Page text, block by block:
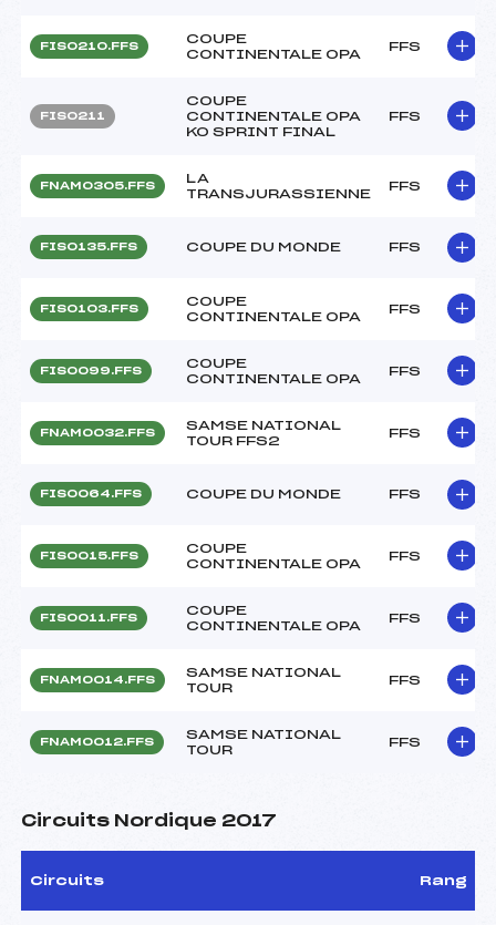
FIS0210.FFS
COUPE
CONTINENTALE OPA
FFS
FIS0211
COUPE
CONTINENTALE OPA
KO SPRINT FINAL
FFS
FNAM0305.FFS
LA
TRANSJURASSIENNE
FFS
FIS0135.FFS COUPE DU MONDE FFS
FIS0103.FFS
COUPE
CONTINENTALE OPA
FFS
FIS0099.FFS
COUPE
CONTINENTALE OPA
FFS
FNAM0032.FFS
SAMSE NATIONAL
TOUR FFS2
FFS
FIS0064.FFS COUPE DU MONDE FFS
FIS0015.FFS
COUPE
CONTINENTALE OPA
FFS
FIS0011.FFS
COUPE
CONTINENTALE OPA
FFS
FNAM0014.FFS
SAMSE NATIONAL
TOUR
FFS
FNAM0012.FFS
SAMSE NATIONAL
TOUR
FFS
Circuits Nordique 2017
Circuits Rang